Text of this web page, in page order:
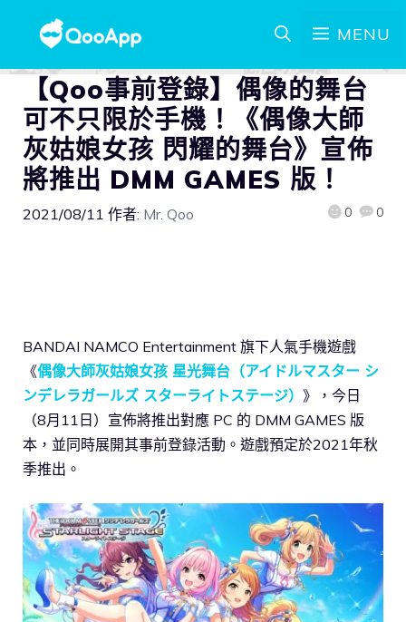
MENU
【Qoo事前登錄】偶像的舞台
可不只限於手機！《偶像大師
灰姑娘女孩 閃耀的舞台》宣佈
將推出 DMM GAMES 版！
2021/08/11 作者: Mr. Qoo 0 0
BANDAI NAMCO Entertainment 旗下人氣手機遊戲
《偶像大師灰姑娘女孩 星光舞台（アイドルマスター シ
ンデレラガールズ スターライトステージ） 》，今日
（8月11日）宣佈將推出對應 PC 的 DMM GAMES 版
本，並同時展開其事前登錄活動。遊戲預定於2021年秋
季推出。